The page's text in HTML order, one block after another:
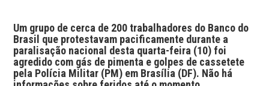
Um grupo de cerca de 200 trabalhadores do Banco do
Brasil que protestavam pacificamente durante a
paralisação nacional desta quarta-feira (10) foi
agredido com gás de pimenta e golpes de cassetete
pela Polícia Militar (PM) em Brasília (DF). Não há